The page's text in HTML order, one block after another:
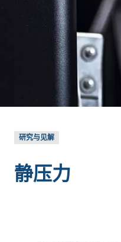
研究与见解
静压力